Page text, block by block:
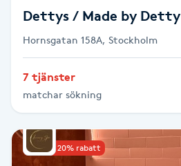
Enzympeeling
Extensions
Eyeliner-tatuering
Dettys / Made by Detty
Hornsgatan 158A, Stockholm
7 tjänster
matchar sökning
Upp till 20% rabatt